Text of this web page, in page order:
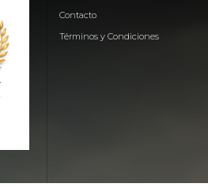
Contacto
Términos y Condiciones